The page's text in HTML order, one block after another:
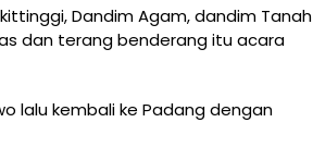
Dandim Agam, dandim Tanah
dan terang benderang itu acara
lalu kembali ke Padang dengan